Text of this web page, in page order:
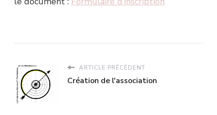
ARTICLE PRÉCÉDENT
Création de l'association